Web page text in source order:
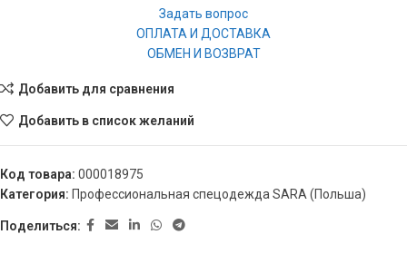
Задать вопрос
ОПЛАТА И ДОСТАВКА
ОБМЕН И ВОЗВРАТ
Добавить для сравнения
Добавить в список желаний
Код товара: 000018975
Категория: Профессиональная спецодежда SARA (Польша)
Поделиться: